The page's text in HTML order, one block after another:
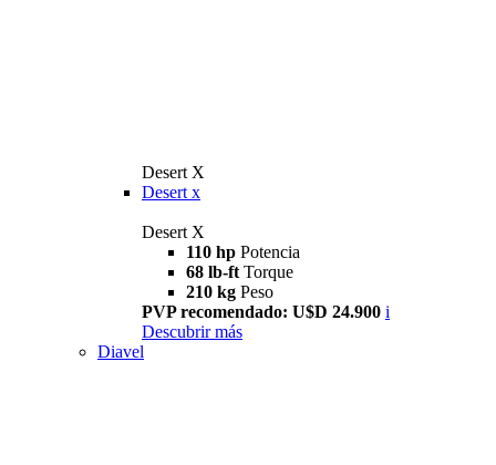
Desert X
Desert x
Desert X
110 hp Potencia
68 lb-ft Torque
210 kg Peso
PVP recomendado: U$D 24.900 i
Descubrir más
Diavel